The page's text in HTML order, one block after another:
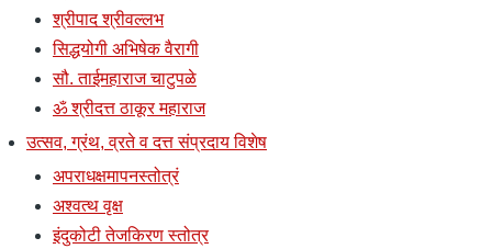
श्रीपाद श्रीवल्लभ
सिद्धयोगी अभिषेक वैरागी
सौ. ताईमहाराज चाटुपळे
ॐ श्रीदत्त ठाकूर महाराज
उत्सव, ग्रंथ, व्रते व दत्त संप्रदाय विशेष
अपराधक्षमापनस्तोत्रं
अश्वत्थ वृक्ष
इंदुकोटी तेजकिरण स्तोत्र